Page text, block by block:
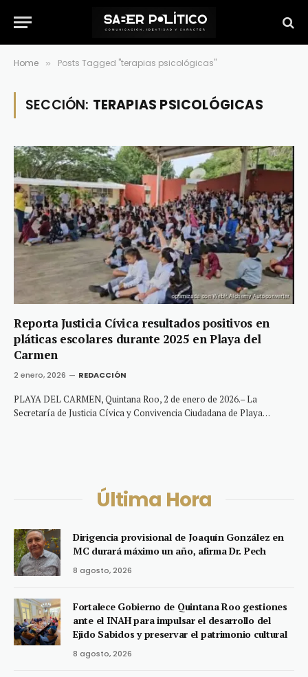
Home » Posts Tagged "terapias psicológicas"
SECCIÓN: TERAPIAS PSICOLÓGICAS
Reporta Justicia Cívica resultados positivos en
pláticas escolares durante 2025 en Playa del
Carmen
2 enero, 2026 REDACCIÓN
PLAYA DEL CARMEN, Quintana Roo, 2 de enero de 2026.– La
Secretaría de Justicia Cívica y Convivencia Ciudadana de Playa…
Última Hora
Dirigencia provisional de Joaquín González en
MC durará máximo un año, afirma Dr. Pech
8 agosto, 2026
Fortalece Gobierno de Quintana Roo gestiones
ante el INAH para impulsar el desarrollo del
Ejido Sabidos y preservar el patrimonio cultural
8 agosto, 2026